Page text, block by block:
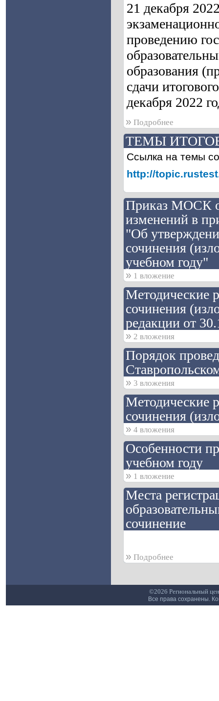
21 декабря
проведению
образования
сдачи
декабря 2022
»Подробнее
ТЕМЫ
Ссылка на темы
http://
Приказ МОСК
изменений в
"Об
сочинения
учебном году"
» 1 вложение
Методические
сочинения
редакции от
»2 вложения
Порядок
»3 вложения
Методические
сочинения
»4 вложения
Особенности
учебном году
» 1 вложение
Места
сочинение
»Подробнее
©2026 Региональный
Все права сохранены.